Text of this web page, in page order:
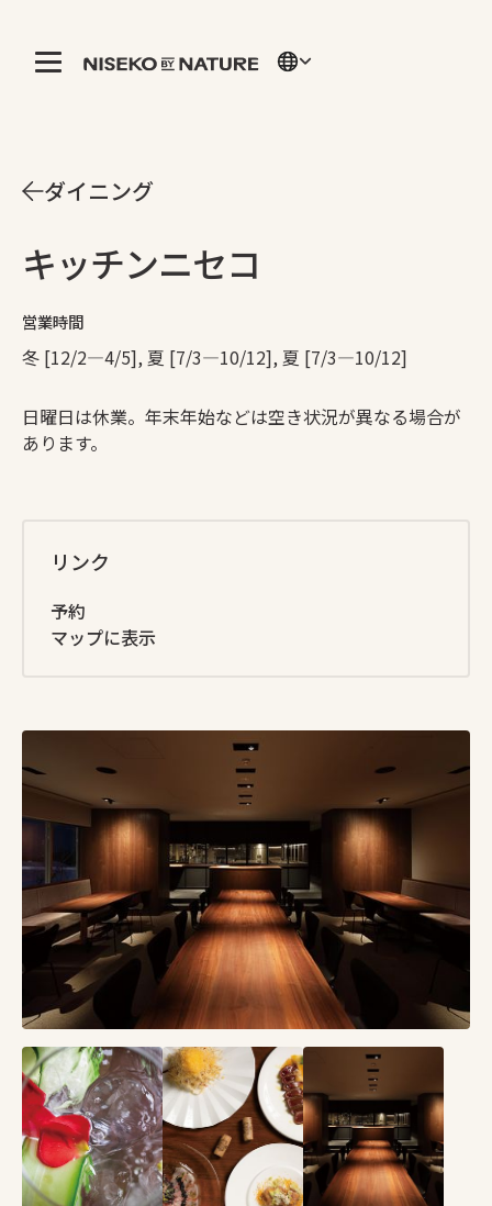
ダイニング
キッチンニセコ
営業時間
冬 [12/2—4/5], 夏 [7/3—10/12], 夏 [7/3—10/12]
日曜日は休業。年末年始などは空き状況が異なる場合が
あります。
リンク
予約
マップに表示